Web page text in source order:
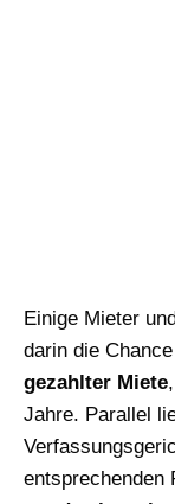
Einige Mieter
darin die
gezahlter Miete
Jahre. Parallel
entsprechenden